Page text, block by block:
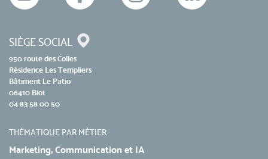
SIÈGE SOCIAL
950 route des Colles
Résidence Les Templiers
Bâtiment Le Patio
06410 Biot
04 83 58 00 50
THÉMATIQUE PAR MÉTIER
Marketing, Communication et IA